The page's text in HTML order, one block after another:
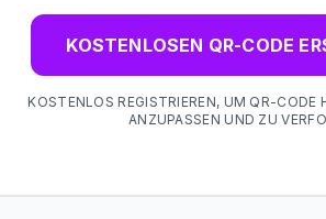
KOSTENLOSEN QR-CODE
KOSTENLOS REGISTRIEREN, UM QR-CODE
ANZUPASSEN UND ZU